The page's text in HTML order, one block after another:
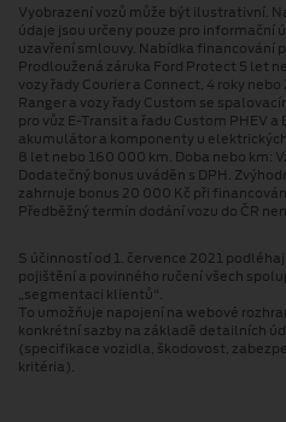
Vyobrazení vozů může být ilustrativní.
údaje jsou určeny pouze pro informační
uzavření smlouvy. Nabídka financování
Prodloužená záruka Ford Protect 5 let
vozy řady Courier a Connect, 4 roky
Ranger a vozy řady Custom se
pro vůz E-Transit a řadu Custom PHEV a
akumulátor a komponenty u
8 let nebo 160 000 km. Doba nebo km:
Dodatečný bonus uváděn s DPH.
zahrnuje bonus 20 000 Kč při
Předběžný termín dodání vozu do ČR
S účinností od 1. července 2021
pojištění a povinného ručení všech
„segmentaci klientů“.
To umožňuje napojení na webové
konkrétní sazby na základě detailních
(specifikace vozidla, škodovost,
kritéria).